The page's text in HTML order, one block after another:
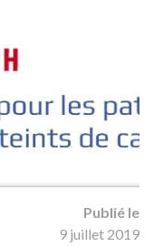
Publié le
9 juillet 2019